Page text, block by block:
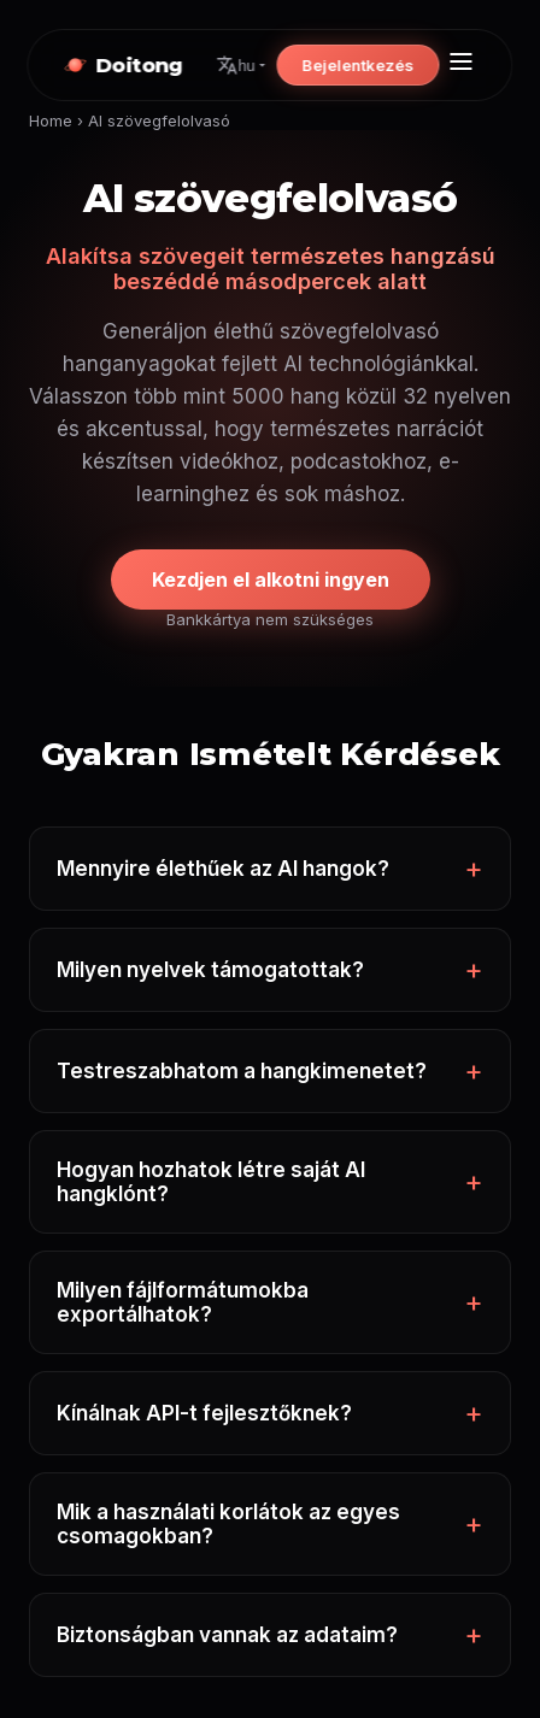
Doitong hu Bejelentkezés
Home › AI szövegfelolvasó
AI szövegfelolvasó
Alakítsa szövegeit természetes hangzású
beszéddé másodpercek alatt
Generáljon élethű szövegfelolvasó
hanganyagokat fejlett AI technológiánkkal.
Válasszon több mint 5000 hang közül 32 nyelven
és akcentussal, hogy természetes narrációt
készítsen videókhoz, podcastokhoz, e-
learninghez és sok máshoz.
Kezdjen el alkotni ingyen
Bankkártya nem szükséges
Gyakran Ismételt Kérdések
Mennyire élethűek az AI hangok?
Milyen nyelvek támogatottak?
Testreszabhatom a hangkimenetet?
Hogyan hozhatok létre saját AI
hangklónt?
Milyen fájlformátumokba
exportálhatok?
Kínálnak API-t fejlesztőknek?
Mik a használati korlátok az egyes
csomagokban?
Biztonságban vannak az adataim?